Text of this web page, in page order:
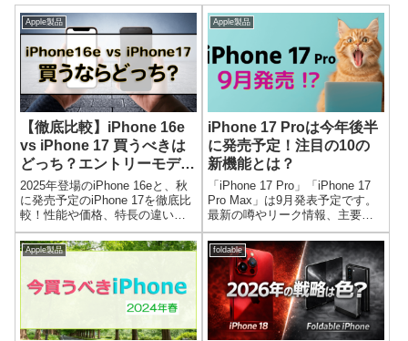
Apple製品
【徹底比較】iPhone 16e
vs iPhone 17 買うべきは
どっち？エントリーモデル
の比較
2025年登場のiPhone 16eと、秋
に発売予定のiPhone 17を徹底比
較！性能や価格、特長の違いを
詳しく解説し、それぞれの魅力
や選び方のポイント、どちらが
ご自身に最適なモデルかをわか
Apple製品
iPhone 17 Proは今年後半
に発売予定！注目の10の
新機能とは？
「iPhone 17 Pro」「iPhone 17
Pro Max」は9月発表予定です。
最新の噂やリーク情報、主要な
変更点・新機能を詳しく解説し
ます！
Apple製品 foldable